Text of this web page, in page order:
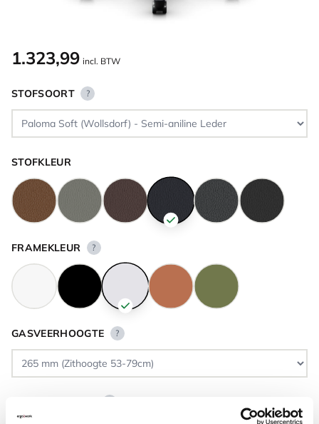
1.323,99 incl. BTW
STOFSOORT ?
STOFKLEUR
FRAMEKLEUR ?
GASVEERHOOGTE ?